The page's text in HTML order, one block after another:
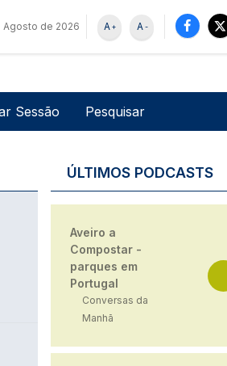
Agosto de 2026 -
A
+
A
de utilizador
Sessão
ÚLTIMOS PODCASTS
Aveiro a
Compostar -
parques em
Portugal
Conversas da
Manhã